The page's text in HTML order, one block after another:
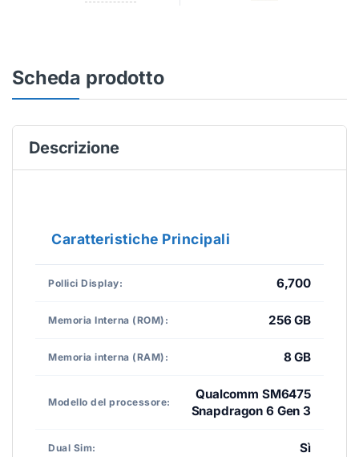
Scheda prodotto
Descrizione
Caratteristiche Principali
Pollici Display: 6,700
Memoria Interna (ROM): 256 GB
Memoria interna (RAM): 8 GB
Modello del processore:
Qualcomm SM6475
Snapdragon 6 Gen 3
Dual Sim: Sì